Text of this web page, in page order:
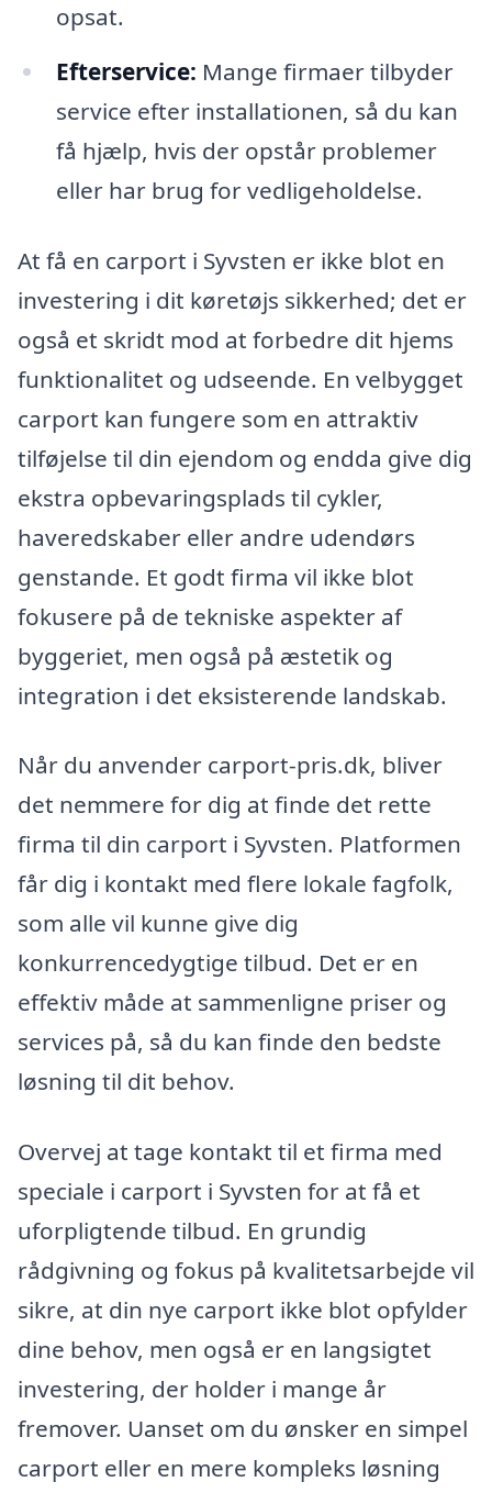
opsat.
Efterservice: Mange firmaer tilbyder
service efter installationen, så du kan
få hjælp, hvis der opstår problemer
eller har brug for vedligeholdelse.
At få en carport i Syvsten er ikke blot en
investering i dit køretøjs sikkerhed; det er
også et skridt mod at forbedre dit hjems
funktionalitet og udseende. En velbygget
carport kan fungere som en attraktiv
tilføjelse til din ejendom og endda give dig
ekstra opbevaringsplads til cykler,
haveredskaber eller andre udendørs
genstande. Et godt firma vil ikke blot
fokusere på de tekniske aspekter af
byggeriet, men også på æstetik og
integration i det eksisterende landskab.
Når du anvender carport-pris.dk, bliver
det nemmere for dig at finde det rette
firma til din carport i Syvsten. Platformen
får dig i kontakt med flere lokale fagfolk,
som alle vil kunne give dig
konkurrencedygtige tilbud. Det er en
effektiv måde at sammenligne priser og
services på, så du kan finde den bedste
løsning til dit behov.
Overvej at tage kontakt til et firma med
speciale i carport i Syvsten for at få et
uforpligtende tilbud. En grundig
rådgivning og fokus på kvalitetsarbejde vil
sikre, at din nye carport ikke blot opfylder
dine behov, men også er en langsigtet
investering, der holder i mange år
fremover. Uanset om du ønsker en simpel
carport eller en mere kompleks løsning